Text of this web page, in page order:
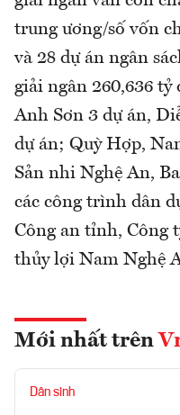
trung ương/số vốn
và 28 dự án ngân
giải ngân 260,636
Anh Sơn 3 dự án,
dự án; Quỳ Hợp,
Sản nhi Nghệ An,
các công trình dân
Công an tỉnh,
thủy lợi Nam Nghệ
Mới nhất trên
Dân sinh